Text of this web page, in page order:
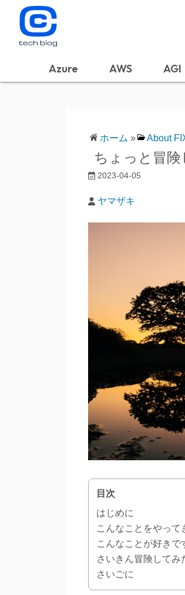
Azure AWS AGI
ホーム » About
ちょっと冒
2023-04-05
ヤマザキ
目次
はじめに
こんなことをやって
こんなことが好きで
さいきん冒険してみ
さいごに